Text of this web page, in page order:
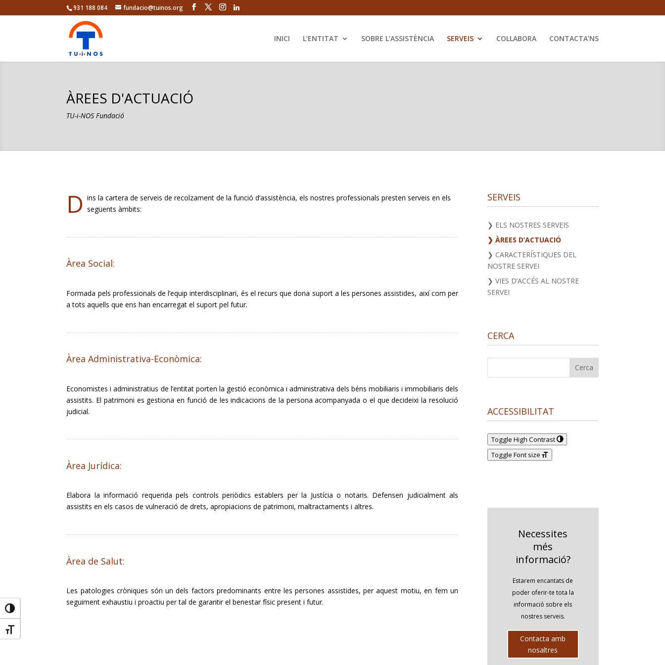
Toggle High Contrast
Toggle Font size
931 188 084 fundacio@tuinos.org
INICI L’ENTITAT SOBRE L’ASSISTÈNCIA SERVEIS COL·LABORA CONTACTA’NS
ÀREES D'ACTUACIÓ
TU-i-NOS Fundació
D ins la cartera de serveis de recolzament de la funció d’assistència, els nostres professionals presten serveis en els
següents àmbits:
Àrea Social:
Formada pels professionals de l’equip interdisciplinari, és el recurs que dona suport a les persones assistides, així com per
a tots aquells que ens han encarregat el suport pel futur.
Àrea Administrativa-Econòmica:
Economistes i administratius de l’entitat porten la gestió econòmica i administrativa dels béns mobiliaris i immobiliaris dels
assistits. El patrimoni es gestiona en funció de les indicacions de la persona acompanyada o el que decideixi la resolució
judicial.
Àrea Jurídica:
Elabora la informació requerida pels controls periòdics establers per la Justícia o notaris. Defensen judicialment als
assistits en els casos de vulneració de drets, apropiacions de patrimoni, maltractaments i altres.
Àrea de Salut:
Les patologies cròniques són un dels factors predominants entre les persones assistides, per aquest motiu, en fem un
seguiment exhaustiu i proactiu per tal de garantir el benestar físic present i futur.
SERVEIS
❯ ELS NOSTRES SERVEIS
❯ ÀREES D’ACTUACIÓ
❯ CARACTERÍSTIQUES DEL
NOSTRE SERVEI
❯ VIES D’ACCÉS AL NOSTRE
SERVEI
CERCA
ACCESSIBILITAT
Toggle High Contrast
Toggle Font size
Necessites
més
informació?
Estarem encantats de
poder oferir-te tota la
informació sobre els
nostres serveis.
Contacta amb
nosaltres